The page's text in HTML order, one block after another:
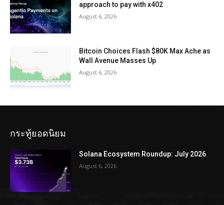
approach to pay with x402
August 6, 2026
Bitcoin Choices Flash $80K Max Ache as
Wall Avenue Masses Up
August 6, 2026
กระทู้ยอดนิยม
Solana Ecosystem Roundup: July 2026
August 6, 2026